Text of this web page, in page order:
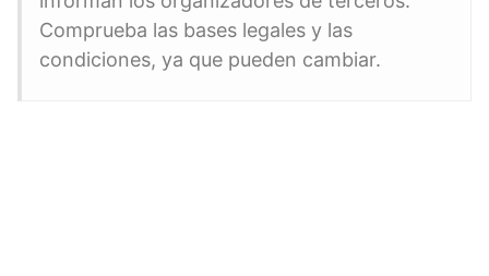
Comprueba las bases legales y las
condiciones, ya que pueden cambiar.